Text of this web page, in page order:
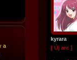
a
kyrara
[ Új arc ]